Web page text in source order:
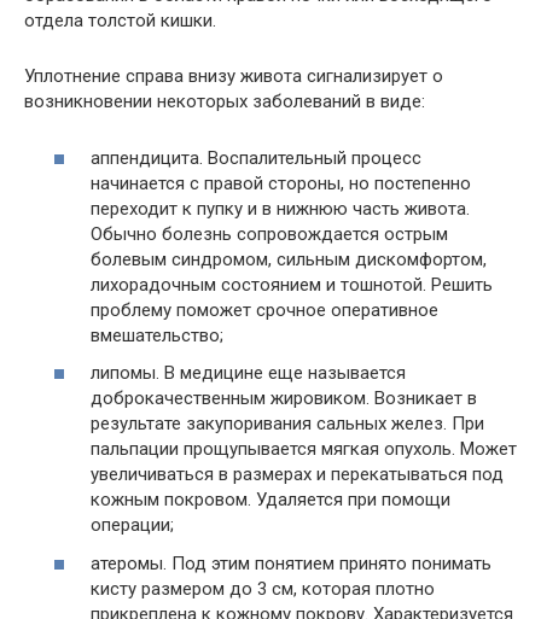
отдела толстой кишки.
Уплотнение справа внизу живота сигнализирует о
возникновении некоторых заболеваний в виде:
аппендицита. Воспалительный процесс
начинается с правой стороны, но постепенно
переходит к пупку и в нижнюю часть живота.
Обычно болезнь сопровождается острым
болевым синдромом, сильным дискомфортом,
лихорадочным состоянием и тошнотой. Решить
проблему поможет срочное оперативное
вмешательство;
липомы. В медицине еще называется
доброкачественным жировиком. Возникает в
результате закупоривания сальных желез. При
пальпации прощупывается мягкая опухоль. Может
увеличиваться в размерах и перекатываться под
кожным покровом. Удаляется при помощи
операции;
атеромы. Под этим понятием принято понимать
кисту размером до 3 см, которая плотно
прикреплена к кожному покрову. Характеризуется